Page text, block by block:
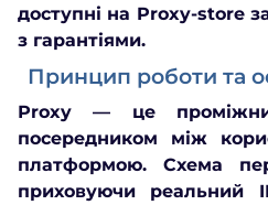
доступні на Proxy-store
з гарантіями.
Принцип роботи та
Рroxy — це
посередником між
платформою. Схема
приховуючи реальний